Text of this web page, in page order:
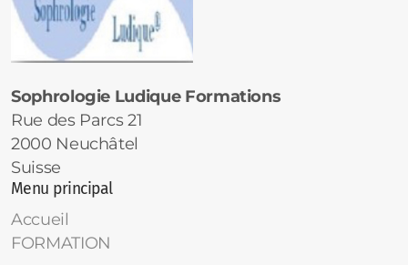
Sophrologie Ludique Formations
Rue des Parcs 21
2000 Neuchâtel
Suisse
Menu principal
Accueil
FORMATION